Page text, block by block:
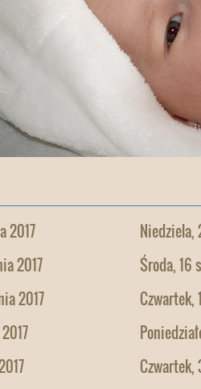
2017
Niedziela,
2017
Środa, 16
2017
Czwartek,
Czwartek,